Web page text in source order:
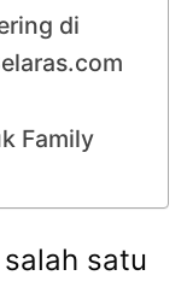
di
Family
satu